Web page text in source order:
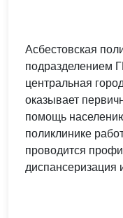
Асбестовская
подразделением
центральная
оказывает
помощь
поликлинике
проводится
диспансеризация